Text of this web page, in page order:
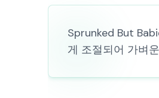
Sprunked But
게 조절되어 가벼